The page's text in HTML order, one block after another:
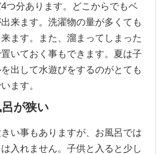
つ分あります。どこからでもベ
来ます。洗濯物の量が多くても
ます。また、溜まってしまった
いておく事もできます。夏は子
出して水遊びをするのがとても
ます。
が狭い
い事もありますが、お風呂では
入れません。子供と入ると少し